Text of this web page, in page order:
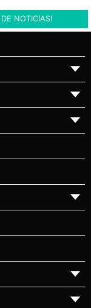
NOTICIAS!
▼
▼
▼
▼
▼
▼